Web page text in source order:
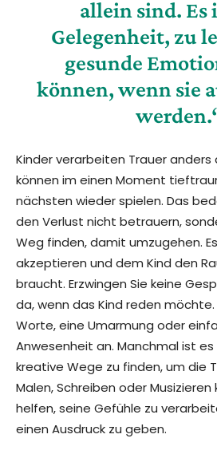
allein sind. Es
Gelegenheit, zu
gesunde
können, wenn sie
Kinder verarbeiten Trauer anders
können im einen Moment
nächsten wieder spielen. Das
den Verlust nicht betrauern,
Weg finden, damit umzugehen.
akzeptieren und dem Kind den
braucht. Erzwingen Sie keine
da, wenn das Kind reden
Worte, eine Umarmung oder
Anwesenheit an. Manchmal ist
kreative Wege zu finden, um die
Malen, Schreiben oder
helfen, seine Gefühle zu
einen Ausdruck zu geben.